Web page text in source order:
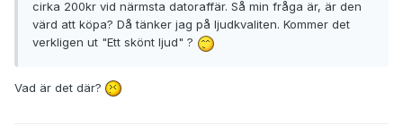
cirka 200kr vid närmsta datoraffär. Så min fråga är, är den
värd att köpa? Då tänker jag på ljudkvaliten. Kommer det
verkligen ut "Ett skönt ljud" ?
Vad är det där?